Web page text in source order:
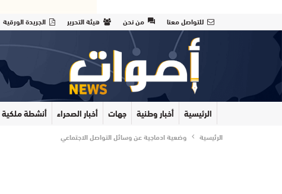
للتواصل معنا من نحن هيئة التحرير الجريدة الورقية
الرئيسية أخبار وطنية جهات أخبار الصحراء أنشطة ملكية
الرئيسية وضعية ادماجية عن وسائل التواصل الاجتماعي